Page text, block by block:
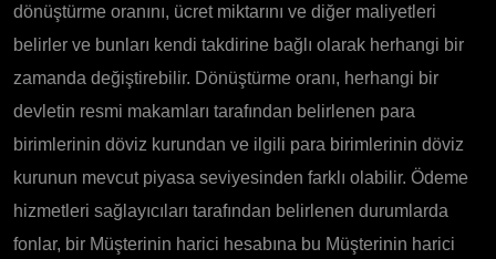
dönüştürme oranını, ücret miktarını ve diğer maliyetleri
belirler ve bunları kendi takdirine bağlı olarak herhangi bir
zamanda değiştirebilir. Dönüştürme oranı, herhangi bir
devletin resmi makamları tarafından belirlenen para
birimlerinin döviz kurundan ve ilgili para birimlerinin döviz
kurunun mevcut piyasa seviyesinden farklı olabilir. Ödeme
hizmetleri sağlayıcıları tarafından belirlenen durumlarda
fonlar, bir Müşterinin harici hesabına bu Müşterinin harici